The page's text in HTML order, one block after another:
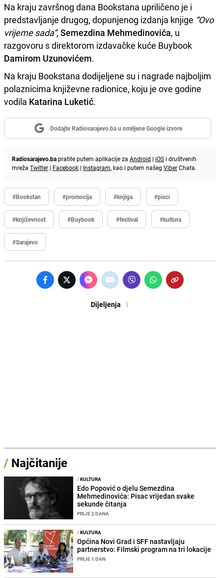
Na kraju završnog dana Bookstana upriličeno je i
predstavljanje drugog, dopunjenog izdanja knjige “Ovo
vrijeme sada“,Semezdina Mehmedinovića, u
razgovoru s direktorom izdavačke kuće Buybook
Damirom Uzunovićem.
Na kraju Bookstana dodijeljene su i nagrade najboljim
polaznicima književne radionice, koju je ove godine
vodila Katarina Luketić.
Dodajte Radiosarajevo.ba u omiljene Google izvore
Radiosarajevo.bapratite putem aplikacije za Android | iOS i društvenih
mreža Twitter | Facebook | Instagram, kao i putem našeg ViberChata.
#Bookstan #promocija #knjiga #pisci
#književnost #Buybook #festival #kultura
#Sarajevo
Dijeljenja 1
/ Najčitanije
/KULTURA
Edo Popović o djelu Semezdina
Mehmedinovića: Pisac vrijedan svake
sekunde čitanja
PRIJE 2 DANA
/KULTURA
Općina Novi Grad i SFF nastavljaju
partnerstvo: Filmski program na tri lokacije
PRIJE 1 DAN